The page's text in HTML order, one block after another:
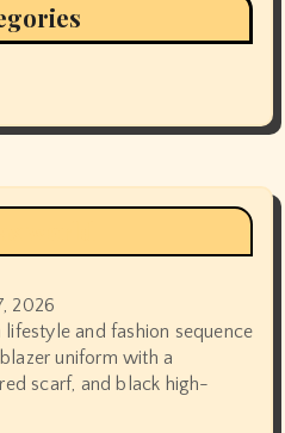
2026
lifestyle and fashion sequence
uniform with a
scarf, and black high-